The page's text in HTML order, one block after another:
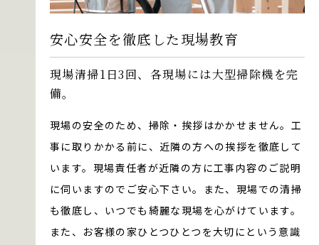
安心安全を徹底した現場教育
現場清掃1日3回、各現場には大型掃除機を完
備。
現場の安全のため、掃除・挨拶はかかせません。工
事に取りかかる前に、近隣の方への挨拶を徹底して
います。現場責任者が近隣の方に工事内容のご説明
に伺いますのでご安心下さい。また、現場での清掃
も徹底し、いつでも綺麗な現場を心がけています。
また、お客様の家ひとつひとつを大切にという意識